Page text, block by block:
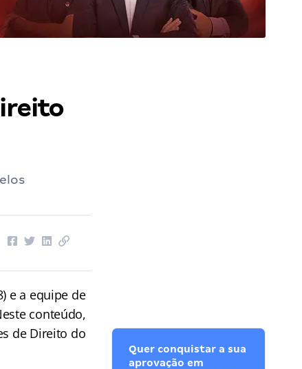
e a equipe de
conteúdo,
de Direito do
Quer conquistar a sua
aprovação em